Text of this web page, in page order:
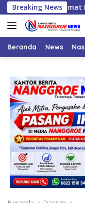
Langsung
ke
konten
Breaking News
Camat Dilantik
Beranda News